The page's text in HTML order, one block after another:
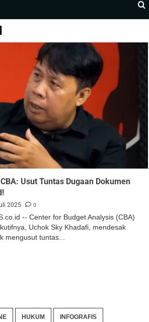
Usut Tuntas Dugaan Dokumen
2025 0
-- Center for Budget Analysis (CBA)
Uchok Sky Khadafi, mendesak
mengusut tuntas...
HUKUM INFOGRAFIS